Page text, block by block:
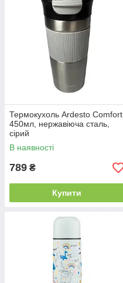
Термокухоль Ardesto Comfort
450мл, нержавіюча сталь,
сірий
В наявності
789 ₴
Купити